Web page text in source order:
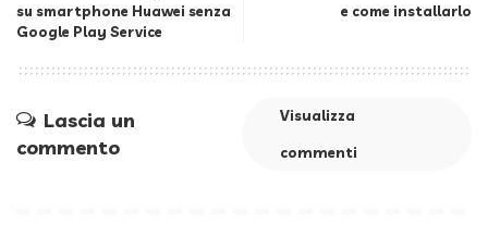
su smartphone Huawei senza
Google Play Service
e come installarlo
Lascia un
commento
Visualizza
commenti